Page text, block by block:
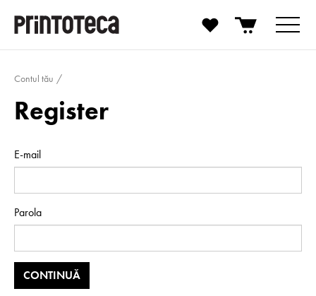
Contul tău
Register
E-mail
Parola